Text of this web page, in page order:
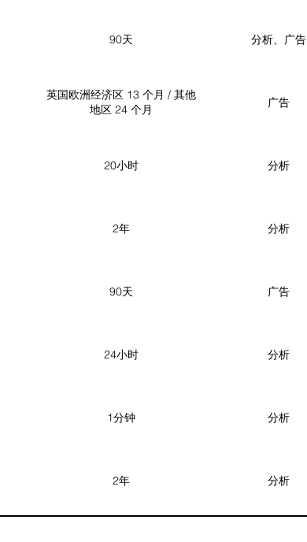
90天 分析、广告
英国欧洲经济区 13 个月 / 其他
地区 24 个月
广告
20小时 分析
2年 分析
90天 广告
24小时 分析
1分钟 分析
2年 分析